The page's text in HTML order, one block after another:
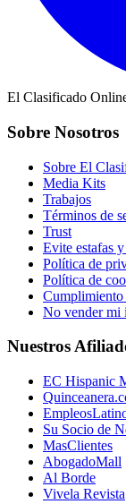
El Clasificado
Sobre Nosotros
Sobre El
Media Kits
Trabajos
Términos de
Trust
Evite estafas
Política de
Política de
Cumplimiento
No vender mi
Nuestros
EC Hispanic
Su Socio de
MasClientes
AbogadoMall
Al Borde
Vivela Revista